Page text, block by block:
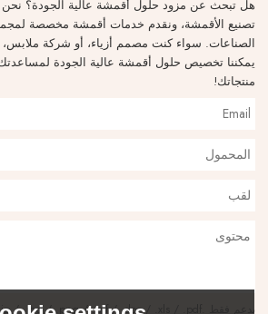
هل تبحث عن مزود حلول أقمشة عالية الجودة؟
تصنيع الأقمشة، ونقدم خدمات أقمشة مخصصة
الصناعات. سواء كنت مصمم أزياء، أو شركة ملابس،
يمكننا تخصيص حلول أقمشة عالية الجودة
منتجاتك!